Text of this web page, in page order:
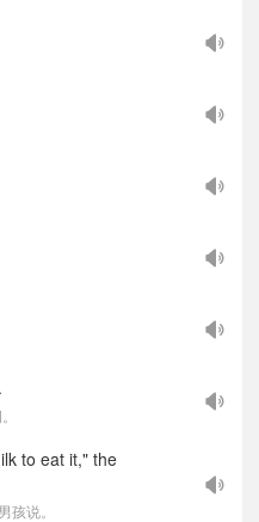
to eat it," the
孩说。